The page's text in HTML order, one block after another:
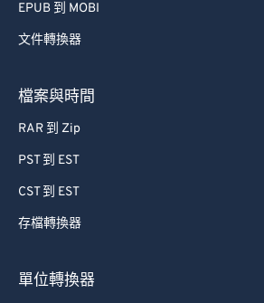
EPUB 到 MOBI
文件轉換器
檔案與時間
RAR 到 Zip
PST 到 EST
CST 到 EST
存檔轉換器
單位轉換器